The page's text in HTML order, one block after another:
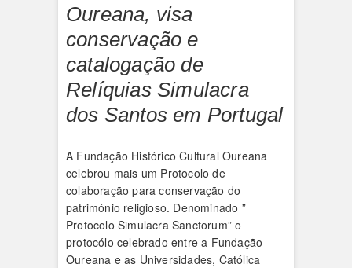
Oureana, visa
conservação e
catalogação de
Relíquias Simulacra
dos Santos em Portugal
A Fundação Histórico Cultural Oureana
celebrou mais um Protocolo de
colaboração para conservação do
património religioso. Denominado ”
Protocolo Simulacra Sanctorum” o
protocólo celebrado entre a Fundação
Oureana e as Universidades, Católica